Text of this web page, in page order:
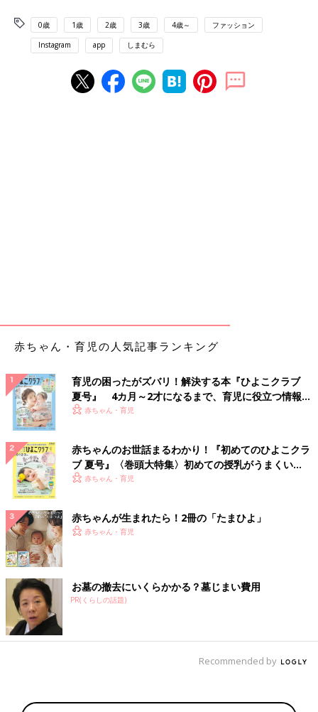
0歳 1歳 2歳 3歳 4歳～ ファッション
Instagram app しまむら
赤ちゃん・育児の人気記事ランキング
育児の困ったがズバリ！解決する本『ひよこクラブ
夏号』 4カ月～2才になるまで、育児に役立つ情報が
いっぱい！
赤ちゃん・育児
赤ちゃんのお世話まるわかり！『初めてのひよこクラ
ブ 夏号』〈巻頭大特集〉初めての授乳がうまくい
く！ おっぱい・ミルクの基本と夏のトラブル 解決テ
赤ちゃん・育児
赤ちゃんが生まれたら！2冊の「たまひよ」
赤ちゃん・育児
お墓の撤去にいくらかかる？墓じまい費用
PR(くらしの話題)
Recommended by